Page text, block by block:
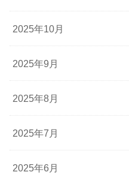
2025年10月
2025年9月
2025年8月
2025年7月
2025年6月